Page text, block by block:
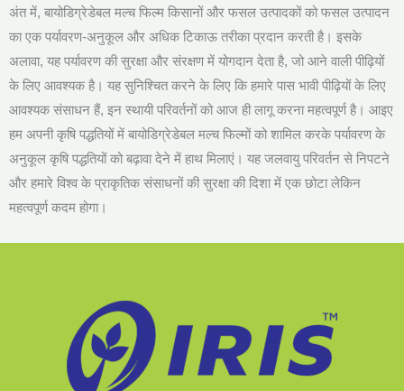
अंत में, बायोडिग्रेडेबल मल्च फिल्म किसानों और फसल उत्पादकों को फसल उत्पादन
का एक पर्यावरण-अनुकूल और अधिक टिकाऊ तरीका प्रदान करती है। इसके
अलावा, यह पर्यावरण की सुरक्षा और संरक्षण में योगदान देता है, जो आने वाली पीढ़ियों
के लिए आवश्यक है। यह सुनिश्चित करने के लिए कि हमारे पास भावी पीढ़ियों के लिए
आवश्यक संसाधन हैं, इन स्थायी परिवर्तनों को आज ही लागू करना महत्वपूर्ण है। आइए
हम अपनी कृषि पद्धतियों में बायोडिग्रेडेबल मल्च फिल्मों को शामिल करके पर्यावरण के
अनुकूल कृषि पद्धतियों को बढ़ावा देने में हाथ मिलाएं। यह जलवायु परिवर्तन से निपटने
और हमारे विश्व के प्राकृतिक संसाधनों की सुरक्षा की दिशा में एक छोटा लेकिन
महत्वपूर्ण कदम होगा।